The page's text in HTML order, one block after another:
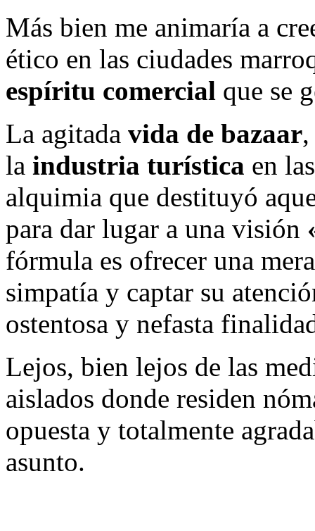
Más bien me animaría a
ético en las ciudades
espíritu comercial que se
La agitada vida de bazaar
la industria turística en
alquimia que destituyó
para dar lugar a una visión
fórmula es ofrecer una
simpatía y captar su
ostentosa y nefasta
Lejos, bien lejos de las
aislados donde residen
opuesta y totalmente
asunto.